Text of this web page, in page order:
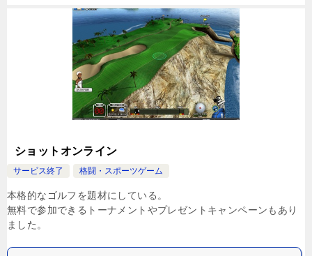
ショットオンライン
サービス終了 格闘・スポーツゲーム
本格的なゴルフを題材にしている。
無料で参加できるトーナメントやプレゼントキャンペーンもあり
ました。